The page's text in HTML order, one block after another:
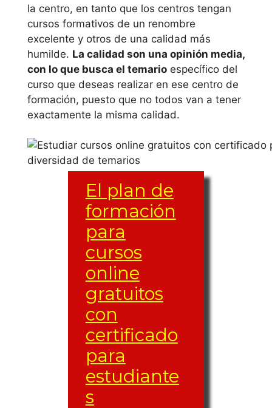
online en
Cantabria
estudiar curso
de cursos
gratuitos con
certificado
para
estudiantes
online en
Castilla-La
Mancha
estudiar curso
de cursos
gratuitos con
certificado
para
estudiantes
online en
Univer
sidad
Carlos
III de
Madrid
Univer
sidad
nica de
Catalu
ña
IE
Univer
Univer
sidad
Politéc
Valenci
a
la centro, en tanto que los centros tengan
cursos formativos de un renombre
excelente y otros de una calidad más
humilde. La calidad son una opinión media,
con lo que busca el temario específico del
curso que deseas realizar en ese centro de
formación, puesto que no todos van a tener
exactamente la misma calidad.
El plan de
formación
para
cursos
online
gratuitos
con
certificado
para
estudiante
s